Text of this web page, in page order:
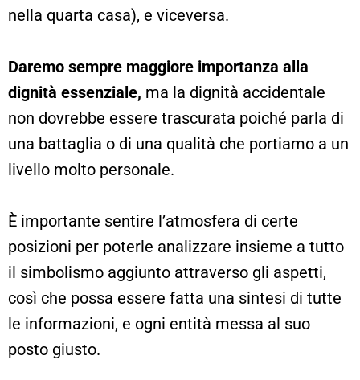
nella quarta casa), e viceversa.
Daremo sempre maggiore importanza alla
dignità essenziale, ma la dignità accidentale
non dovrebbe essere trascurata poiché parla di
una battaglia o di una qualità che portiamo a un
livello molto personale.
È importante sentire l’atmosfera di certe
posizioni per poterle analizzare insieme a tutto
il simbolismo aggiunto attraverso gli aspetti,
così che possa essere fatta una sintesi di tutte
le informazioni, e ogni entità messa al suo
posto giusto.